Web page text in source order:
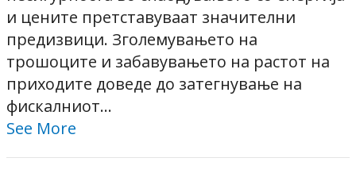
и цените претставуваат значителни
предизвици. Зголемувањето на
трошоците и забавувањето на растот на
приходите доведе до затегнување на
фискалниот...
See More